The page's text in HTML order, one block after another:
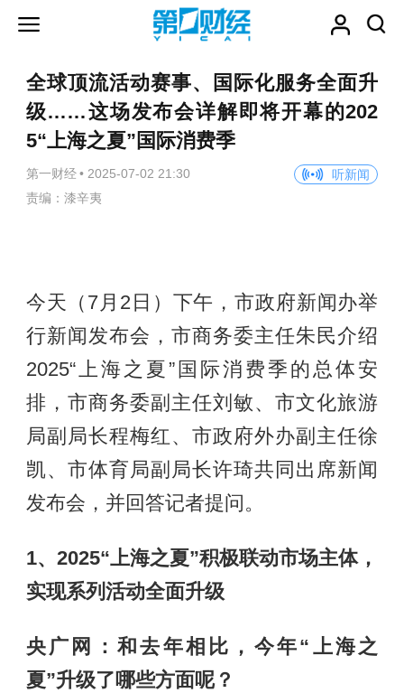
全球顶流活动赛事、国际化服务全面升
级……这场发布会详解即将开幕的202
5“上海之夏”国际消费季
第一财经 • 2025-07-02 21:30
听新闻
责编：漆辛夷
今天（7月2日）下午，市政府新闻办举
行新闻发布会，市商务委主任朱民介绍
2025“上海之夏”国际消费季的总体安
排，市商务委副主任刘敏、市文化旅游
局副局长程梅红、市政府外办副主任徐
凯、市体育局副局长许琦共同出席新闻
发布会，并回答记者提问。
1、2025“上海之夏”积极联动市场主体，
实现系列活动全面升级
央广网 ： 和去年相比，今年“上海之
夏”升级了哪些方面呢？